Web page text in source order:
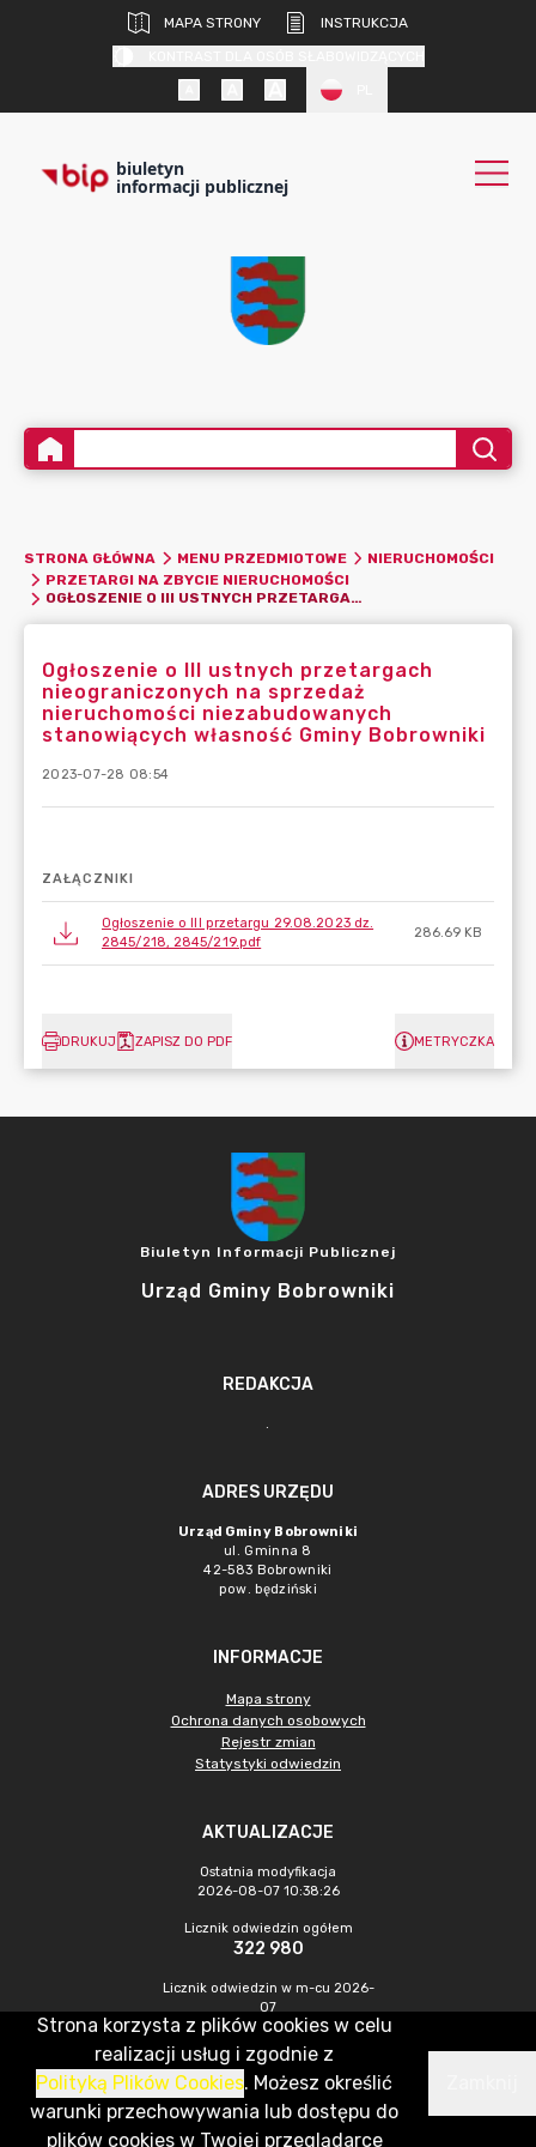
MAPA STRONY
INSTRUKCJA
biuletyn
informacji publicznej
STRONA GŁÓWNA MENU PRZEDMIOTOWE
NIERUCHOMOŚCI
PRZETARGI NA ZBYCIE NIERUCHOMOŚCI
OGŁOSZENIE O III USTNYCH PRZETARGACH NIEOGRANICZONYCH NA SPRZEDAŻ NIERUCHOMOŚCI NIEZABUDOWANYCH STANOWIĄCYCH WŁASNOŚĆ GMINY BOBROWNIKI
Ogłoszenie o III ustnych przetargach
nieograniczonych na sprzedaż
nieruchomości niezabudowanych
stanowiących własność Gminy Bobrowniki
2023-07-28 08:54
ZAŁĄCZNIKI
Ogłoszenie o III przetargu 29.08.2023 dz.
2845/218, 2845/219.pdf
286.69 KB
DRUKUJ ZAPISZ DO PDF METRYCZKA
Biuletyn Informacji Publicznej
Urząd Gminy Bobrowniki
REDAKCJA
.
ADRES URZĘDU
Urząd Gminy Bobrowniki
ul. Gminna 8
42-583 Bobrowniki
pow. będziński
INFORMACJE
Mapa strony
Ochrona danych osobowych
Rejestr zmian
Statystyki odwiedzin
AKTUALIZACJE
Ostatnia modyfikacja
2026-08-07 10:38:26
Licznik odwiedzin ogółem
322 980
Licznik odwiedzin w m-cu 2026-
07
596
CMS & Hosting: Nefeni Sp. z o.o.
Strona korzysta z plików cookies w celu
realizacji usług i zgodnie z
Polityką Plików Cookies. Możesz określić
warunki przechowywania lub dostępu do
plików cookies w Twojej przeglądarce